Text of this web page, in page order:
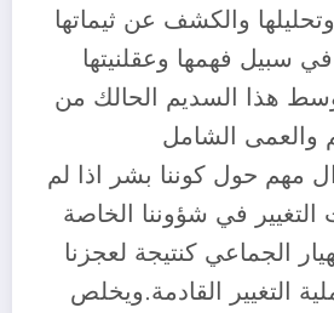
والكشف عن ثيماتها
سبيل فهمها وعقلنيتها
هذا السديم الحالك من
والعمى الشامل
مهم حول كوننا بشر اذا لم
في شؤوننا الخاصة
الجماعي كنتيجة لعجزنا
التغيير القادمة.ويخلص